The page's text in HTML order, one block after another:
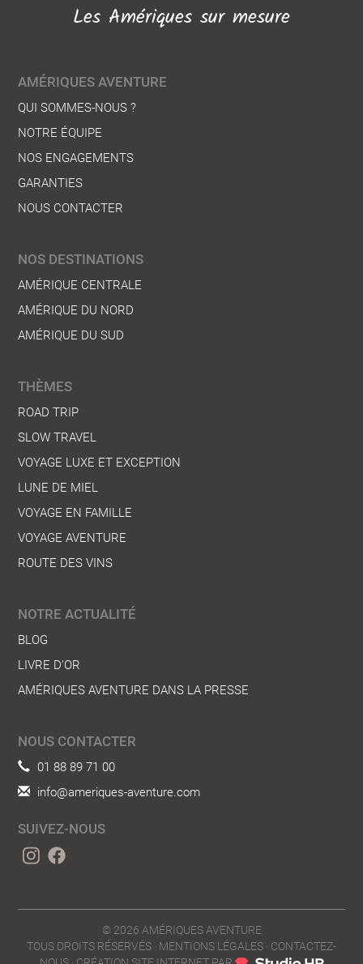
Les Amériques sur mesure
AMÉRIQUES AVENTURE
QUI SOMMES-NOUS ?
NOTRE ÉQUIPE
NOS ENGAGEMENTS
GARANTIES
NOUS CONTACTER
NOS DESTINATIONS
AMÉRIQUE CENTRALE
AMÉRIQUE DU NORD
AMÉRIQUE DU SUD
THÈMES
ROAD TRIP
SLOW TRAVEL
VOYAGE LUXE ET EXCEPTION
LUNE DE MIEL
VOYAGE EN FAMILLE
VOYAGE AVENTURE
ROUTE DES VINS
NOTRE ACTUALITÉ
BLOG
LIVRE D’OR
AMÉRIQUES AVENTURE DANS LA PRESSE
NOUS CONTACTER
01 88 89 71 00
info@ameriques-aventure.com
SUIVEZ-NOUS
© 2026 AMÉRIQUES AVENTURE
TOUS DROITS RÉSERVÉS · MENTIONS LÉGALES · CONTACTEZ-